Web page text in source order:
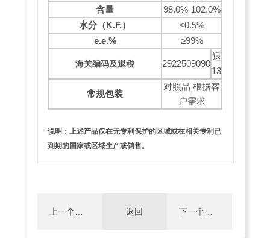
含量
98.0%-102.0%
水分（K.F.）
≤0.5%
e.e.%
≥99%
海关编码及退税 2922509090
退
13
常规包装
对照品 根据客
户需求
说明：上述产品仅在无专利保护的区域或在相关专利已
到期的国家或区域生产或销售。
上一个： 返回 下一个：